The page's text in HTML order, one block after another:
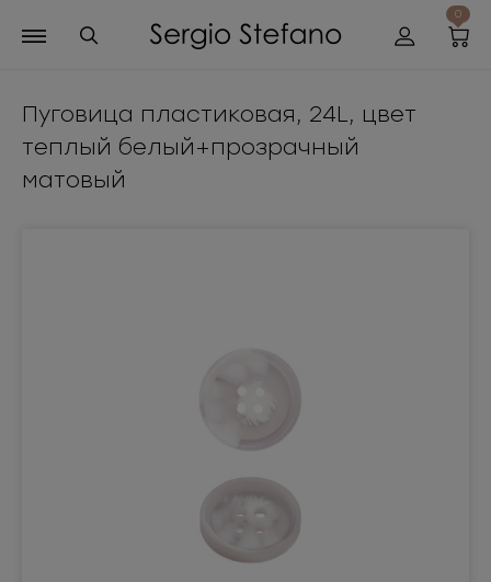
0
Пуговица пластиковая, 24L, цвет
теплый белый+прозрачный
матовый